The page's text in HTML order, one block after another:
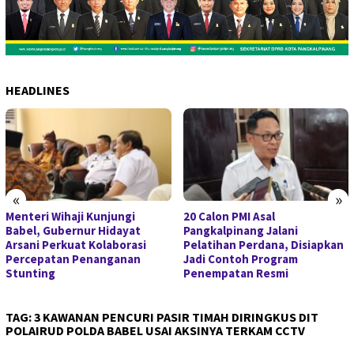
HEADLINES
« »
Menteri Wihaji Kunjungi
Babel, Gubernur Hidayat
Arsani Perkuat Kolaborasi
Percepatan Penanganan
Stunting
20 Calon PMI Asal
Pangkalpinang Jalani
Pelatihan Perdana, Disiapkan
Jadi Contoh Program
Penempatan Resmi
TAG:3 KAWANAN PENCURI PASIR TIMAH DIRINGKUS DIT
POLAIRUD POLDA BABEL USAI AKSINYA TERKAM CCTV